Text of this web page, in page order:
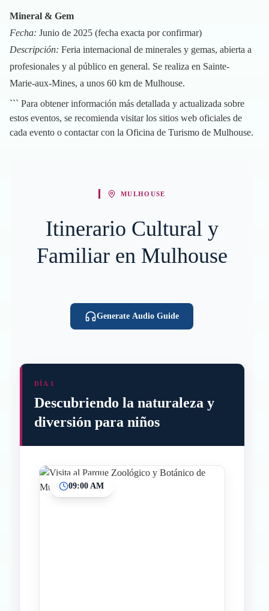
Mineral & Gem
Fecha: Junio de 2025 (fecha exacta por confirmar)
Descripción: Feria internacional de minerales y gemas, abierta a
profesionales y al público en general. Se realiza en Sainte-
Marie-aux-Mines, a unos 60 km de Mulhouse.
``` Para obtener información más detallada y actualizada sobre
estos eventos, se recomienda visitar los sitios web oficiales de
cada evento o contactar con la Oficina de Turismo de Mulhouse.
MULHOUSE
Itinerario Cultural y
Familiar en Mulhouse
Generate Audio Guide
DÍA 1
Descubriendo la naturaleza y
diversión para niños
09:00 AM